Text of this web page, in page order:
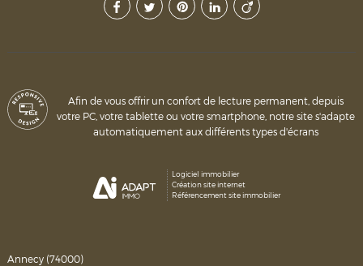
Afin de vous offrir un confort de lecture permanent, depuis
votre PC, votre tablette ou votre smartphone, notre site s'adapte
automatiquement aux différents types d'écrans
Logiciel immobilier
Création site internet
Référencement site immobilier
Annecy (74000)